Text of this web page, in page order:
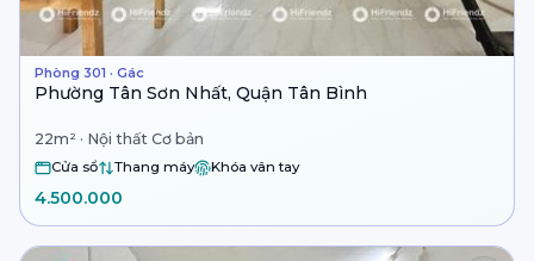
Phòng 301 · Gác
Phường Tân Sơn Nhất, Quận Tân Bình
22m² · Nội thất Cơ bản
Cửa sổ Thang máy Khóa vân tay
4.500.000